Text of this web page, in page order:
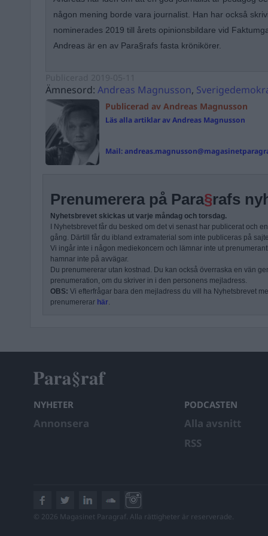
någon mening borde vara journalist. Han har också
nominerades 2019 till årets opinionsbildare vid
Andreas är en av Para§rafs fasta krönikörer.
Ämnesord: Andreas Magnusson,
Publicerad av Andreas Magnusson
Läs alla artiklar av Andreas Magnusson
Mail:
Prenumerera på Para§rafs
Nyhetsbrevet skickas ut varje måndag och torsdag.
I Nyhetsbrevet får du besked om det vi senast har publicerat och
gång. Därtill får du ibland extramaterial som inte publiceras på
Vi ingår inte i någon mediekoncern och lämnar inte ut
hamnar inte på avvägar.
Du prenumererar utan kostnad. Du kan också överraska en vän
prenumeration, om du skriver in i den personens mejladress.
OBS: Vi efterfrågar bara den mejladress du vill ha Nyhetsbrevet
prenumererar här.
NYHETER
Annonsera
PODCASTEN
Alla avsnitt
RSS
© 2026 Magasinet Paragraf. Alla rättigheter är reserverade.